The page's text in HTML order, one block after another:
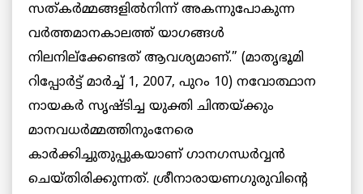
സത്കര്‍മ്മങ്ങളില്‍നിന്ന് അകന്നുപോകുന്ന
വര്‍ത്തമാനകാലത്ത് യാഗങ്ങള്‍
നിലനില്‌ക്കേണ്ടത് ആവശ്യമാണ്.” (മാതൃഭൂമി
റിപ്പോര്‍ട്ട് മാര്‍ച്ച് 1, 2007, പുറം 10) നവോത്ഥാന
നായകര്‍ സൃഷ്ടിച്ച യുക്തി ചിന്തയ്ക്കും
മാനവധര്‍മ്മത്തിനുംനേരെ
കാര്‍ക്കിച്ചുതുപ്പുകയാണ് ഗാനഗന്ധര്‍വ്വന്‍
ചെയ്തിരിക്കുന്നത്. ശ്രീനാരായണഗുരുവിന്റെ